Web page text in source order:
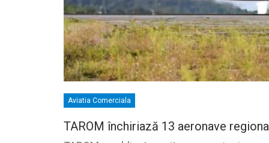
Aviatia Comerciala
TAROM închiriază 13 aeronave